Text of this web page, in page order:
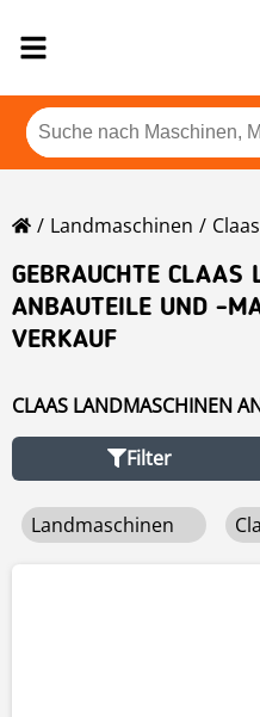
Landmaschinen
Claas
GEBRAUCHTE CLAAS
ANBAUTEILE UND -
VERKAUF
CLAAS LANDMASCHINEN
Filter
Landmaschinen